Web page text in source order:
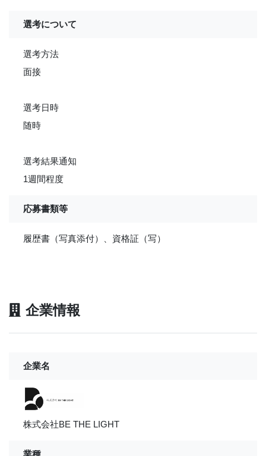
選考について
選考方法
面接
選考日時
随時
選考結果通知
1週間程度
応募書類等
履歴書（写真添付）、資格証（写）
企業情報
企業名
株式会社BE THE LIGHT
業種